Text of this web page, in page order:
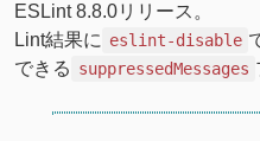
ESLint 8.8.0リリース。
Lint結果に eslint-disable
できる suppressedMessages